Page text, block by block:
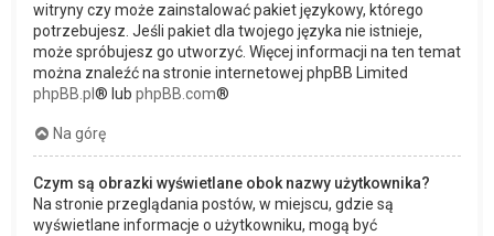
witryny czy może zainstalować pakiet językowy, którego
potrzebujesz. Jeśli pakiet dla twojego języka nie istnieje,
może spróbujesz go utworzyć. Więcej informacji na ten temat
można znaleźć na stronie internetowej phpBB Limited
phpBB.pl ® lub phpBB.com®
Na górę
Czym są obrazki wyświetlane obok nazwy użytkownika?
Na stronie przeglądania postów, w miejscu, gdzie są
wyświetlane informacje o użytkowniku, mogą być